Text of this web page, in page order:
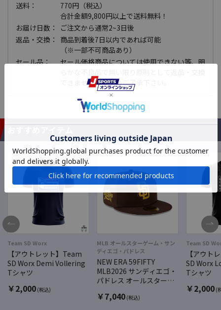
送料：
770円（税込）
合計金額9,800円以上で送料無料！
お届け日数：
ご注文から通常2~3日後
返品・交換：
商品到着後7日以内であれば可能
（※一部不可商品あり）
セール品：
セール価格商品については使用できない等、明
できませんので予めご了承下さい。
Team SD Worx
【アウトレット】Team
SD Worx Demi Vollering
Tシャツ
￥2,000 (税込)
MLB オールスターゲーム・サン
ディエゴ・パドレス
NEW ERA 59FIFTY
MLB2026 サンディエゴ・
パドレス オールスターゲ
(MLB26 ASGWO 5950
￥7,040 (税込)
Team SD
【アウト
SD Worx
Tシャツ
￥2,000 (